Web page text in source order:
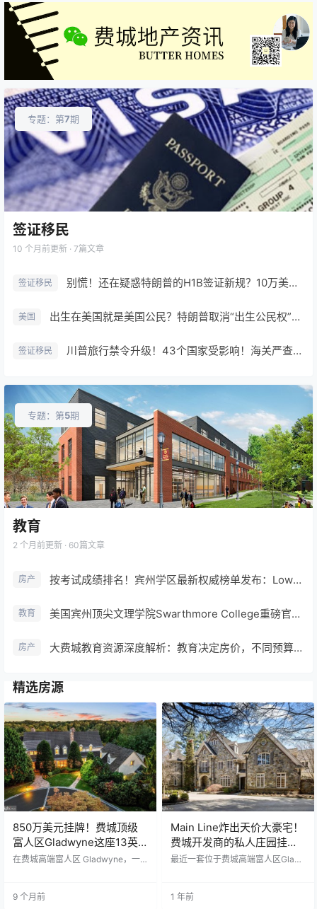
专题：第7期
签证移民
10 个月前更新 · 7篇文章
签证移民 别慌！还在疑惑特朗普的H1B签证新规？10万美元费用真相+核心答疑都在这！
美国 出生在美国就是美国公民？特朗普取消“出生公民权”胜出一步！最高法院6:3裁决释放重大信号！
签证移民 川普旅行禁令升级！43个国家受影响！海关严查，手机被搜、绿卡被夺！律师警告非必要别出境！
专题：第5期
教育
2 个月前更新 · 60篇文章
房产 按考试成绩排名！宾州学区最新权威榜单发布：Lower Merion冲至全州第二！Main Line全面领先
教育 美国宾州顶尖文理学院Swarthmore College重磅官宣：家庭年收入20万美元以下免学费
房产 大费城教育资源深度解析：教育决定房价，不同预算购房策略（附推荐区域）
精选房源
850万美元挂牌！费城顶级
富人区Gladwyne这座13英
亩庄园，藏着一位石油巨头
在费城高端富人区 Gladwyne，一
（约合6200万元人民币）正式挂牌
9 个月前
Main Line炸出天价大豪宅！
费城开发商的私人庄园挂
牌，光酒窖就能装下百瓶红
最近一套位于费城高端富人区Glad
震惊的是：🔸这栋豪宅几乎20年没
1 年前